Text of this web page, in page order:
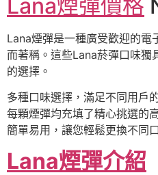
Lana煙彈價格
Lana煙彈是一種廣受歡迎的電
而著稱。這些Lana菸彈口味獨
的選擇。
多種口味選擇，滿足不同用戶
每顆煙彈均充填了精心挑選的
簡單易用，讓您輕鬆更換不同
Lana煙彈介紹